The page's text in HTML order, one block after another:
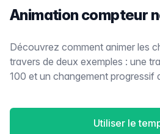
Animation compteur
Découvrez comment animer les
travers de deux exemples : une
100 et un changement progressif
Utiliser le